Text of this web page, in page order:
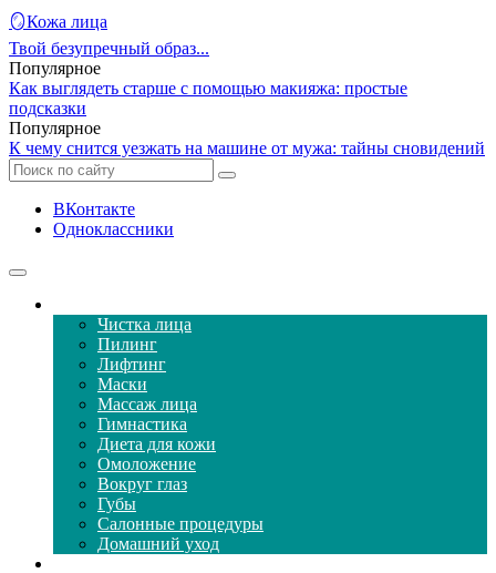
🪞Кожа лица
Твой безупречный образ...
Популярное
Как выглядеть старше с помощью макияжа: простые
подсказки
Популярное
К чему снится уезжать на машине от мужа: тайны сновидений
ВКонтакте
Одноклассники
Чистка лица
Пилинг
Лифтинг
Маски
Массаж лица
Гимнастика
Диета для кожи
Омоложение
Вокруг глаз
Губы
Салонные процедуры
Домашний уход